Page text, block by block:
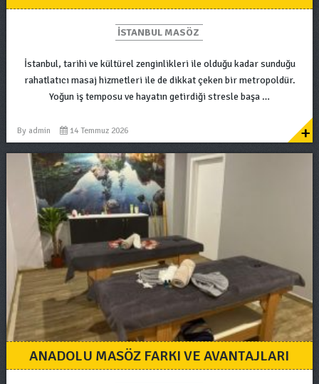
ISTANBUL MASÖZ
İstanbul, tarihi ve kültürel zenginlikleri ile olduğu kadar sunduğu
rahatlatıcı masaj hizmetleri ile de dikkat çeken bir metropoldür.
Yoğun iş temposu ve hayatın getirdiği stresle başa …
By admin 14 Temmuz 2026 +
ANADOLU MASÖZ FARKI VE AVANTAJLARI